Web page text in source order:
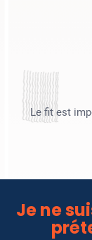
Le fit est
Je ne